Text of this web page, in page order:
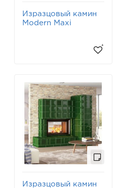
Изразцовый камин
Modern Maxi
Изразцовый камин